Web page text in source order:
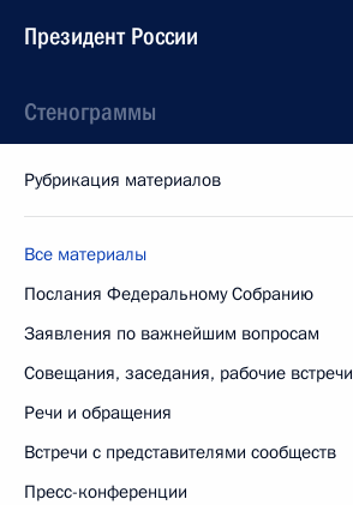
Президент России
Стенограммы
Рубрикация материалов
Все материалы
Послания Федеральному Собранию
Заявления по важнейшим вопросам
Совещания, заседания, рабочие встречи
Речи и обращения
Встречи с представителями сообществ
Пресс-конференции